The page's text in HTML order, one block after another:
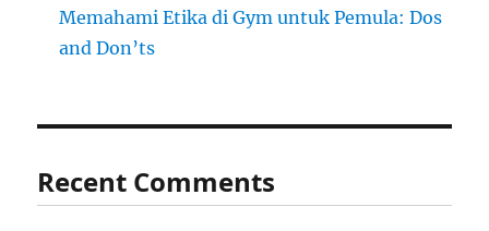
Memahami Etika di Gym untuk Pemula: Dos
and Don’ts
Recent Comments